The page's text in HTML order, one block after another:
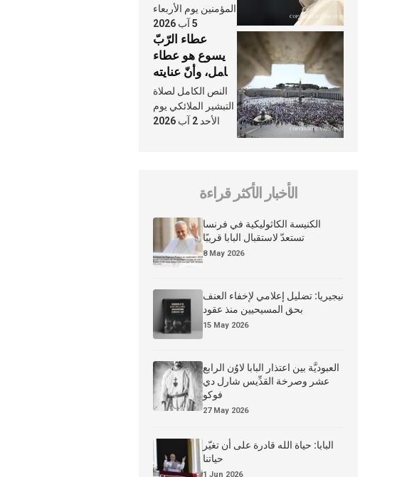
الكنيسة
المؤمنين يوم الأربعاء
5 آب 2026
عطاء الرّبّ
يسوع هو عطاء
شامل، وأنّ عنايته
بنا لا تغيب عنّا
أبدًا
النص الكامل لصلاة
التبشير الملائكي يوم
الأحد 2 آب 2026
الأخبار الأكثر قراءة
الكنيسة الكاثوليكية في فرنسا
تستعدّ لاستقبال البابا قريبًا
8 May 2026
نيجيريا: تضليل إعلامي لإخفاء العنف
بحق المسيحيين منذ عقود
15 May 2026
العبوديَّة بين اعتذار البابا لاوُن الرابع
عشر وصرخة القدِّيس شارل دي
فوكو
27 May 2026
البابا: حياة الله قادرة على أن تغيّر
حياتنا
1 Jun 2026